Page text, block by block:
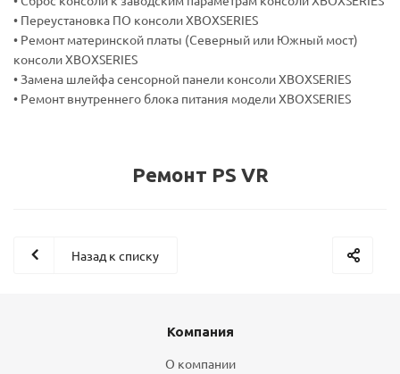
• Переустановка ПО консоли XBOXSERIES
• Ремонт материнской платы (Северный или Южный мост)
консоли XBOXSERIES
• Замена шлейфа сенсорной панели консоли XBOXSERIES
• Ремонт внутреннего блока питания модели XBOXSERIES
Ремонт PS VR
Назад к списку
Компания
О компании